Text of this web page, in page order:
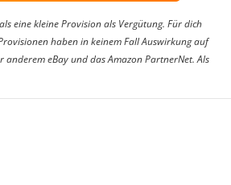
eine kleine Provision als Vergütung. Für dich
haben in keinem Fall Auswirkung auf
eBay und das Amazon PartnerNet. Als